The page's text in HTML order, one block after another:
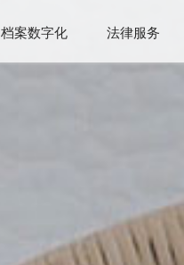
档案数字化 法律服务